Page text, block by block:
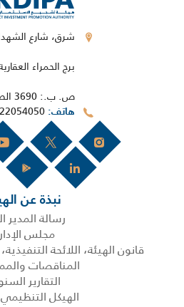
شرق، شارع
برج الحمراء
ص. ب.: 3690 الصفاة 13037
هاتف
نبذة عن
رسالة المدير
مجلس
قانون الهيئة، اللائحة
المناقصات
التقارير
الهيكل